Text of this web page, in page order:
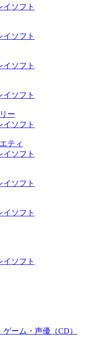
イソフト
イソフト
イソフト
イソフト
ー
イソフト
ティ
イソフト
イソフト
イソフト
イソフト
ゲーム・声優（CD）